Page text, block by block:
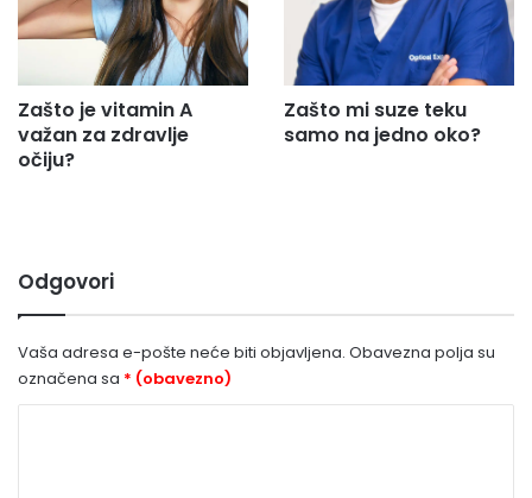
Zašto je vitamin A
važan za zdravlje
očiju?
Zašto mi suze teku
samo na jedno oko?
Odgovori
Vaša adresa e-pošte neće biti objavljena. Obavezna polja su
označena sa * (obavezno)